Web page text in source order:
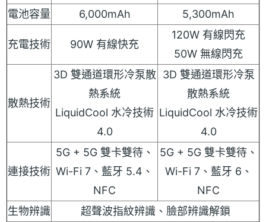
電池容量
6,000mAh 5,300mAh
充電技術 90W 有線快充
120W 有線閃充
50W 無線閃充
散熱技術
3D 雙通道環形冷泵散
熱系統
LiquidCool 水冷技術
4.0
3D 雙通道環形冷泵
散熱系統
LiquidCool 水冷技術
4.0
連接技術
5G + 5G 雙卡雙待、
Wi-Fi 7、藍牙 5.4、
NFC
5G + 5G 雙卡雙待、
Wi-Fi 7、藍牙 6、
NFC
生物辨識
超聲波指紋辨識、臉部辨識解鎖